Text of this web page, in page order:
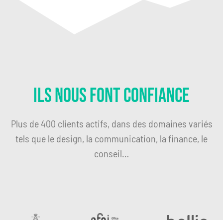
Ils nous font confiance
Plus de 400 clients actifs, dans des domaines variés
tels que le design, la communication, la finance, le
conseil…